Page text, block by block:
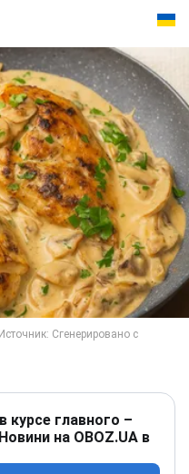
курсе главного –
на OBOZ.UA в